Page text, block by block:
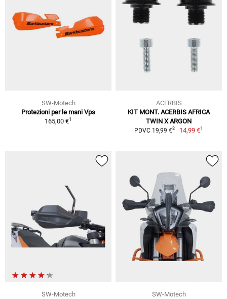
SW-Motech
Protezioni per le mani Vps
165,00 €1
ACERBIS
KIT MONT. ACERBIS AFRICA
TWIN X ARGON
PDVC 19,99 €2 14,99 €1
SW-Motech
SW-Motech